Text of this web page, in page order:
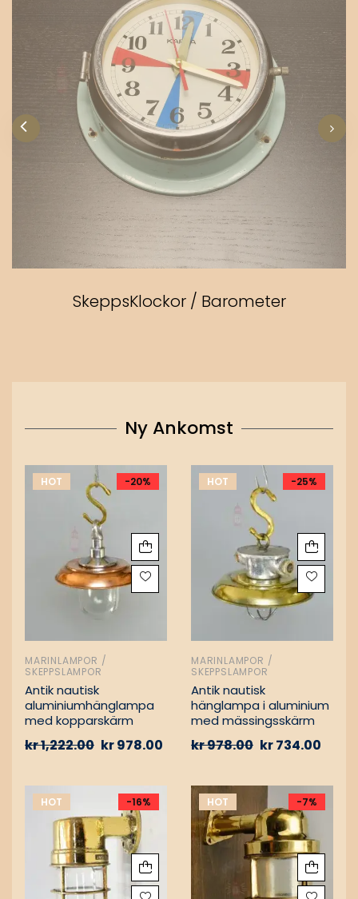
SkeppsKlockor / Barometer
Ny Ankomst
HOT -20%
MARINLAMPOR /
SKEPPSLAMPOR
Antik nautisk
aluminiumhänglampa
med kopparskärm
kr1,222.00 kr978.00
HOT -25%
MARINLAMPOR /
SKEPPSLAMPOR
Antik nautisk
hänglampa i aluminium
med mässingsskärm
kr978.00 kr734.00
HOT -16% HOT -7%